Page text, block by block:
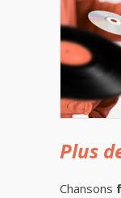
Plus
Chansons